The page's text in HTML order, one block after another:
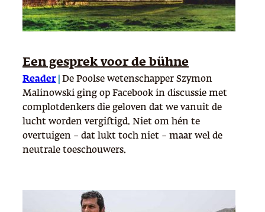
Een gesprek voor de bühne
Reader
De Poolse wetenschapper Szymon
Malinowski ging op Facebook in discussie met
complotdenkers die geloven dat we vanuit de
lucht worden vergiftigd. Niet om hén te
overtuigen – dat lukt toch niet – maar wel de
neutrale toeschouwers.